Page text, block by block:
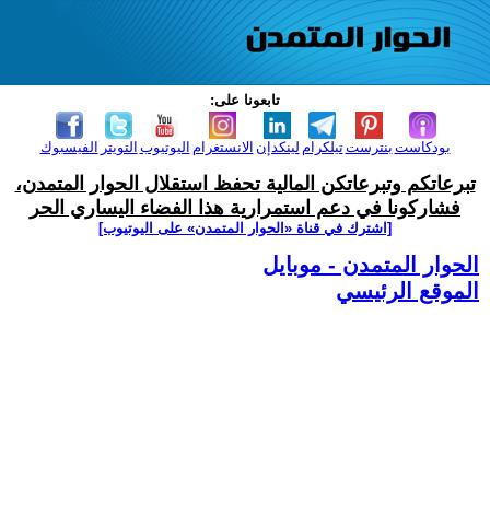
تابعونا على:
الفيسبوك التويتر اليوتيوب الانستغرام لينكدإن تيلكرامبنترست بودكاست
تبرعاتكم وتبرعاتكن المالية تحفظ استقلال الحوار المتمدن،
فشاركونا في دعم استمرارية هذا الفضاء اليساري الحر
[اشترك في قناة ‫«الحوار المتمدن» على اليوتيوب]
الحوار المتمدن - موبايل
الموقع الرئيسي